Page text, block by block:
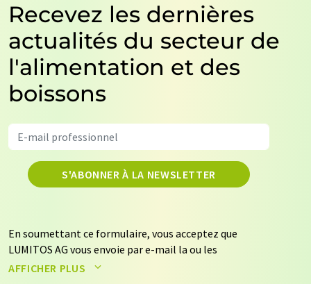
Recevez les dernières
actualités du secteur de
l'alimentation et des
boissons
S'ABONNER À LA NEWSLETTER
En soumettant ce formulaire, vous acceptez que
LUMITOS AG vous envoie par e-mail la ou les
newsletters sélectionnées ci-dessus. Vos données ne
AFFICHER PLUS